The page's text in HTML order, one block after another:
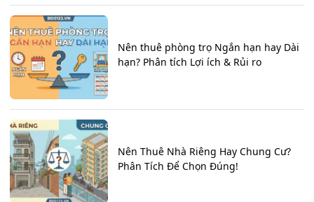
Nên thuê phòng trọ Ngắn hạn hay Dài
hạn? Phân tích Lợi ích & Rủi ro
Nên Thuê Nhà Riêng Hay Chung Cư?
Phân Tích Để Chọn Đúng!